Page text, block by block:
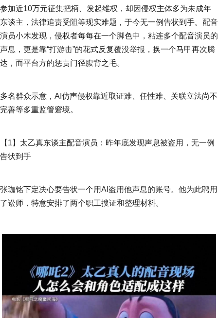
参加近10万元征集把柄、发起维权，却因侵权主体多为未成年
东谈主，法律追责受阻等现实难题，于今无一例告状到手。配音
演员小木发现，侵权者每每在一个脚色中，粘连多个配音演员的
声息，更是靠“打游击”的花式反复覆没举报，换一个马甲再次腾
达，而平台方的惩责门径腹背之毛。
多名群众示意，AI仿声侵权靠近取证难、任性难、关联立法尚不
完善等多重监管窘境。
【1】太乙真东谈主配音演员：昨年底发现声息被盗用，无一例
告状到手
张珈铭下定决心要告状一个用AI盗用他声息的账号。他为此聘用
了讼师，特意安排了两个职工搜证和整理材料。